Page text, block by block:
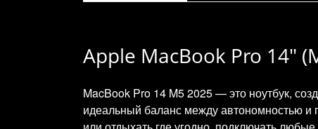
Apple MacBook Pro 14"
MacBook Pro 14 M5 2025 — это ноутбук,
идеальный баланс между автономностью и